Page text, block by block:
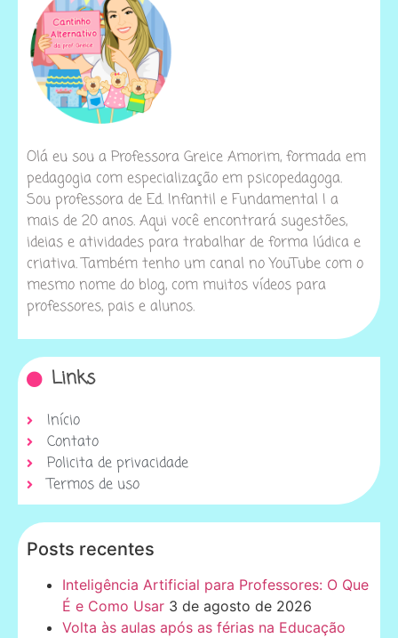
Olá eu sou a Professora Greice Amorim, formada em
pedagogia com especialização em psicopedagoga.
Sou professora de Ed. Infantil e Fundamental I a
mais de 20 anos. Aqui você encontrará sugestões,
ideias e atividades para trabalhar de forma lúdica e
criativa. Também tenho um canal no YouTube com o
mesmo nome do blog, com muitos vídeos para
professores, pais e alunos.
Links
Início
Contato
Policita de privacidade
Termos de uso
Posts recentes
Inteligência Artificial para Professores: O Que
É e Como Usar 3 de agosto de 2026
Volta às aulas após as férias na Educação